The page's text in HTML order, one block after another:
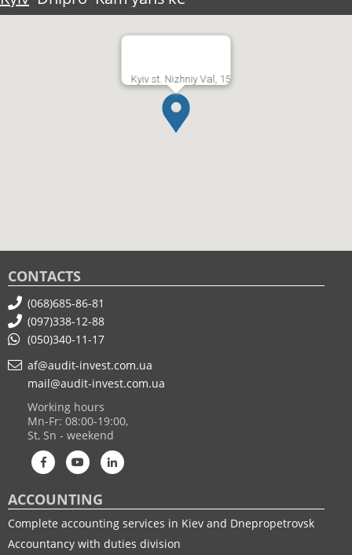
Kyiv st. Nizhniy Val, 15
CONTACTS
(068)685-86-81
(097)338-12-88
(050)340-11-17
af@audit-invest.com.ua
mail@audit-invest.com.ua
Working hours
Mn-Fr: 08:00-19:00,
St, Sn - weekend
ACCOUNTING
Complete accounting services in Kiev and Dnepropetrovsk
Accountancy with duties division